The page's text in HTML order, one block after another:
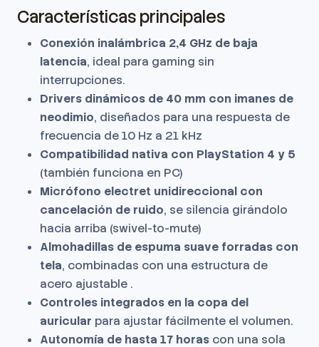
Características principales
Conexión inalámbrica 2,4 GHz de baja
latencia, ideal para gaming sin
interrupciones.
Drivers dinámicos de 40 mm con imanes de
neodimio, diseñados para una respuesta de
frecuencia de 10 Hz a 21 kHz
Compatibilidad nativa con PlayStation 4 y 5
(también funciona en PC)
Micrófono electret unidireccional con
cancelación de ruido, se silencia girándolo
hacia arriba (swivel-to-mute)
Almohadillas de espuma suave forradas con
tela, combinadas con una estructura de
acero ajustable .
Controles integrados en la copa del
auricular para ajustar fácilmente el volumen.
Autonomía de hasta 17 horas con una sola